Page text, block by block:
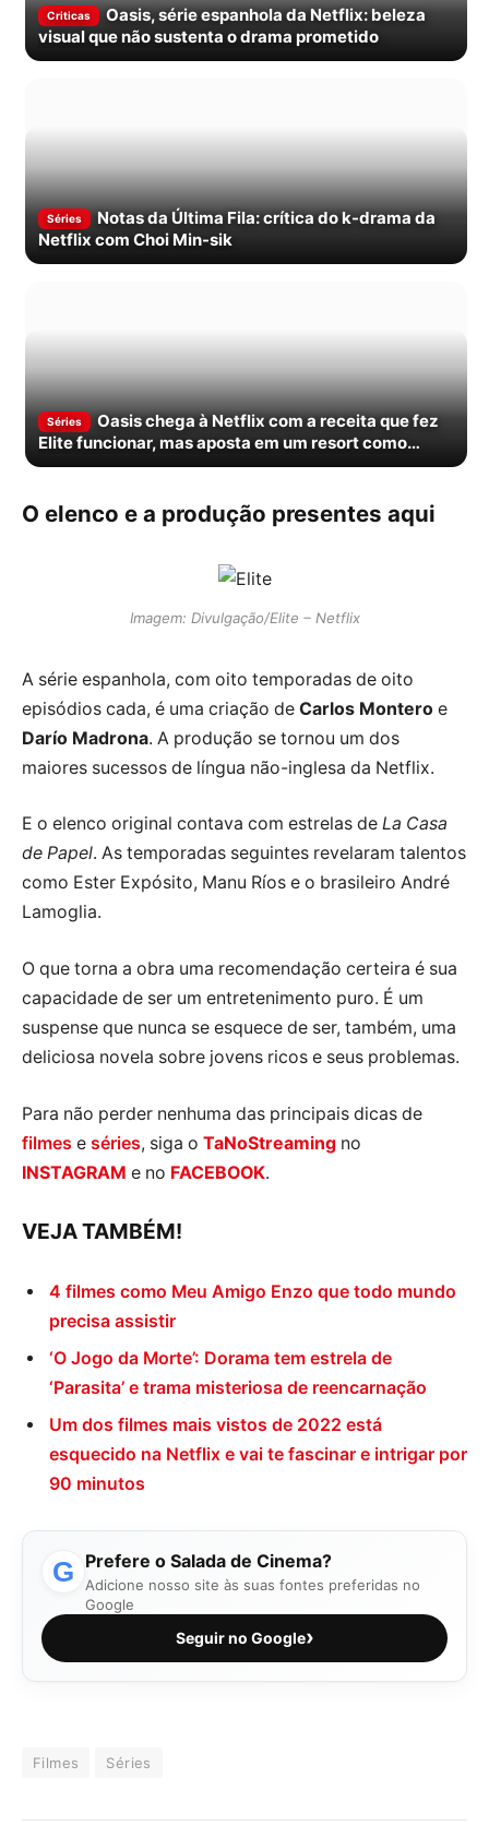
Criticas
Oasis, série espanhola da Netflix: beleza
visual que não sustenta o drama prometido
Séries
Notas da Última Fila: crítica do k-drama da
Netflix com Choi Min-sik
Séries
Oasis chega à Netflix com a receita que fez
Elite funcionar, mas aposta em um resort como
cenário do crime
O elenco e a produção presentes aqui
Imagem: Divulgação/Elite – Netflix
A série espanhola, com oito temporadas de oito
episódios cada, é uma criação de Carlos Montero e
Darío Madrona. A produção se tornou um dos
maiores sucessos de língua não-inglesa da Netflix.
E o elenco original contava com estrelas de La Casa
de Papel. As temporadas seguintes revelaram talentos
como Ester Expósito, Manu Ríos e o brasileiro André
Lamoglia.
O que torna a obra uma recomendação certeira é sua
capacidade de ser um entretenimento puro. É um
suspense que nunca se esquece de ser, também, uma
deliciosa novela sobre jovens ricos e seus problemas.
Para não perder nenhuma das principais dicas de
filmes e séries, siga o TaNoStreaming no
INSTAGRAM e no FACEBOOK.
VEJA TAMBÉM!
4 filmes como Meu Amigo Enzo que todo mundo
precisa assistir
‘O Jogo da Morte’: Dorama tem estrela de
‘Parasita’ e trama misteriosa de reencarnação
Um dos filmes mais vistos de 2022 está
esquecido na Netflix e vai te fascinar e intrigar por
90 minutos
G Prefere o Salada de Cinema?
Adicione nosso site às suas fontes preferidas no
Google
Seguir no Google›
Filmes Séries